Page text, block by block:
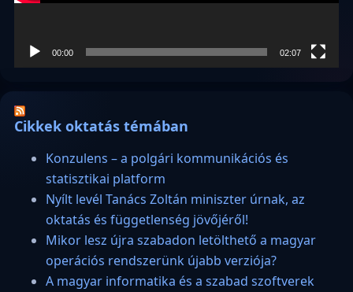
00:00 02:07
Cikkek oktatás témában
Konzulens – a polgári kommunikációs és
statisztikai platform
Nyílt levél Tanács Zoltán miniszter úrnak, az
oktatás és függetlenség jövőjéről!
Mikor lesz újra szabadon letölthető a magyar
operációs rendszerünk újabb verziója?
A magyar informatika és a szabad szoftverek